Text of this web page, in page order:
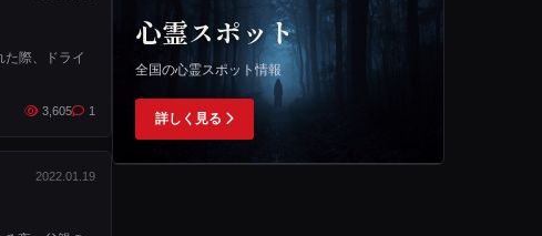
際、ドライ
3,605 1
2022.01.19
心霊スポット
全国の心霊スポット情報
詳しく見る